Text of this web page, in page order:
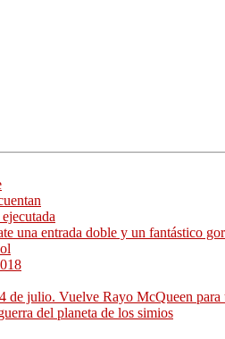
una entrada doble y un fantástico
de julio. Vuelve Rayo McQueen
del planeta de los simios